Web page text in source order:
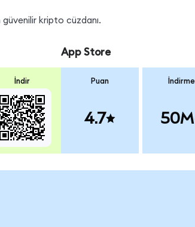
kripto cüzdanı.
İndir
App Store
Puan
4.7
İndirme